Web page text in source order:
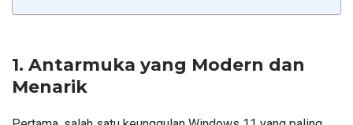
1. Antarmuka yang Modern dan
Menarik